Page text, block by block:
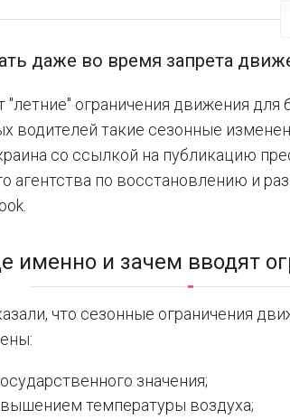
даже во время запрета
"летние" ограничения движения для
водителей такие сезонные
со ссылкой на публикацию
агентства по восстановлению и
именно и зачем вводят
что сезонные ограничения
значения;
температуры воздуха;